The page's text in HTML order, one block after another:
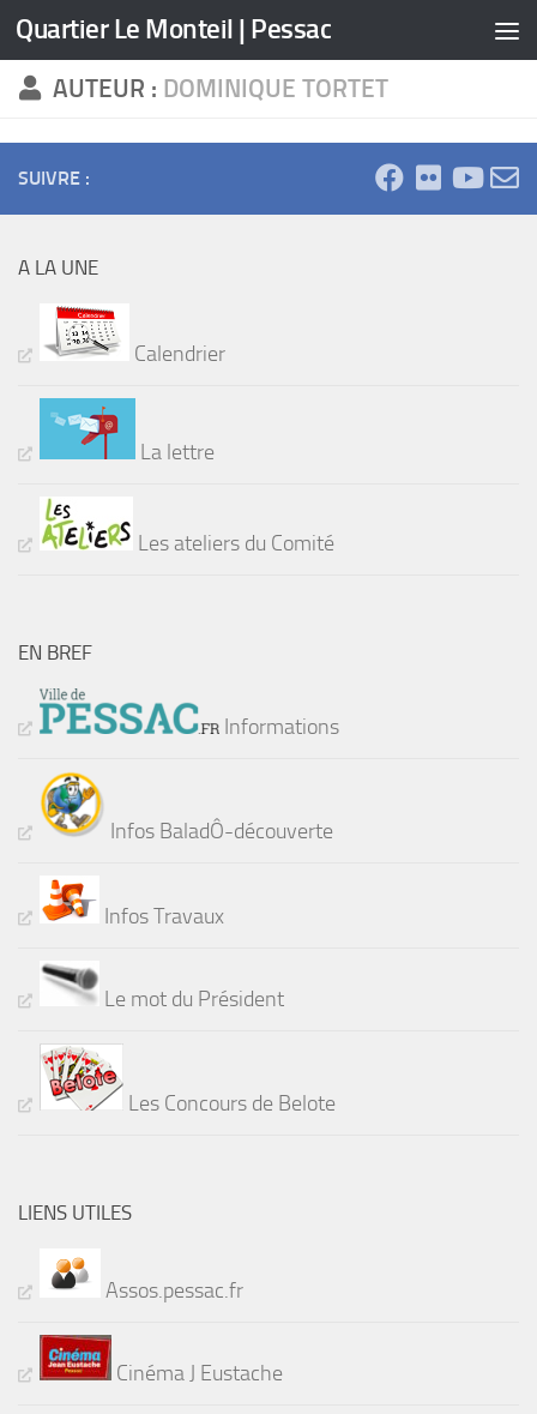
Skip to content
Quartier Le Monteil | Pessac
AUTEUR : DOMINIQUE TORTET
SUIVRE :
A LA UNE
Calendrier
La lettre
Les ateliers du Comité
EN BREF
Informations
Infos BaladÔ-découverte
Infos Travaux
Le mot du Président
Les Concours de Belote
LIENS UTILES
Assos.pessac.fr
Cinéma J Eustache